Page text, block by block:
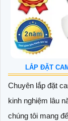
LẮP ĐẶT
Chuyên lắp đặt
kinh nghiệm lâu
chúng tôi mang